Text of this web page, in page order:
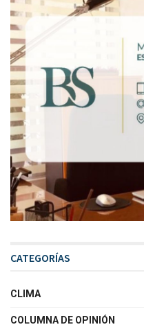
CATEGORÍAS
CLIMA
COLUMNA DE OPINIÓN